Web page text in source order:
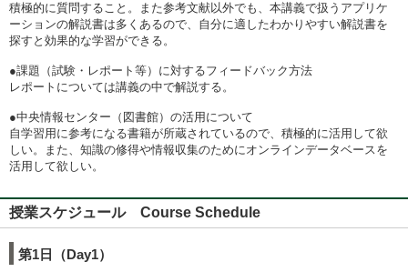
積極的に質問すること。また参考文献以外でも、本講義で扱うアプリケ
ーションの解説書は多くあるので、自分に適したわかりやすい解説書を
探すと効果的な学習ができる。
●課題（試験・レポート等）に対するフィードバック方法
レポートについては講義の中で解説する。
●中央情報センター（図書館）の活用について
自学習用に参考になる書籍が所蔵されているので、積極的に活用して欲
しい。また、知識の修得や情報収集のためにオンラインデータベースを
活用して欲しい。
授業スケジュール Course Schedule
第1日（Day1）